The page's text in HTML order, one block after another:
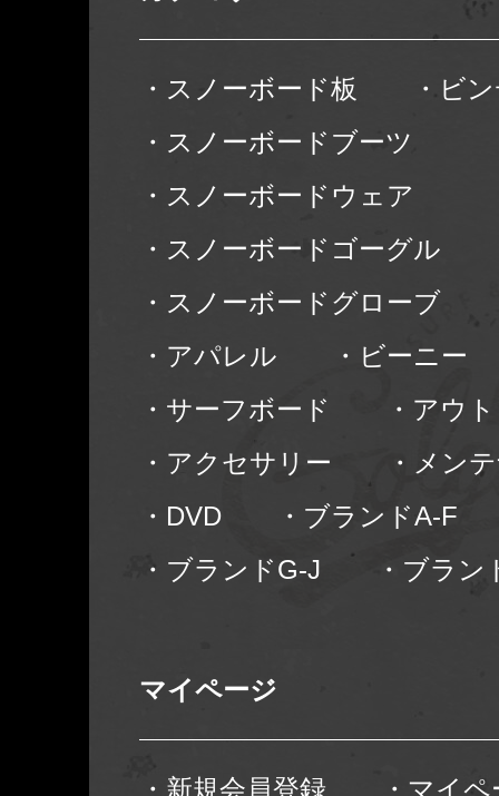
・スノーボード板
・ビ
・スノーボードブーツ
・スノーボードウェア
・スノーボードゴーグル
・スノーボードグローブ
・アパレル
・ビーニー
・サーフボード
・アウ
・アクセサリー
・メン
・DVD
・ブランドA-F
・ブランドG-J
・ブラン
マイページ
・新規会員登録 ・マイ